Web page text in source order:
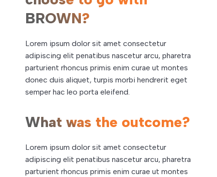
BROWN?
Lorem ipsum dolor sit amet consectetur
adipiscing elit penatibus nascetur arcu, pharetra
parturient rhoncus primis enim curae ut montes
donec duis aliquet, turpis morbi hendrerit eget
semper hac leo porta eleifend.
What was the outcome?
Lorem ipsum dolor sit amet consectetur
adipiscing elit penatibus nascetur arcu, pharetra
parturient rhoncus primis enim curae ut montes